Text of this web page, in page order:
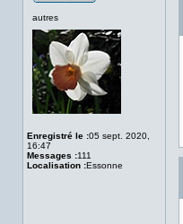
autres
Enregistré le :05 sept. 2020,
16:47
Messages :111
Localisation :Essonne